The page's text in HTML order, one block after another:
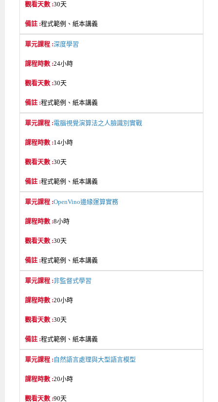
30天
程式範例、紙本講義
深度學習
24小時
30天
程式範例、紙本講義
電腦視覺演算法之人臉識別實戰
14小時
30天
程式範例、紙本講義
OpenVino邊緣運算實務
8小時
30天
程式範例、紙本講義
非監督式學習
20小時
30天
程式範例、紙本講義
自然語言處理與大型語言模型
20小時
90天